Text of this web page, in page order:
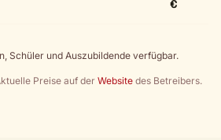
€
Schüler und Auszubildende verfügbar.
Preise auf der Website des Betreibers.